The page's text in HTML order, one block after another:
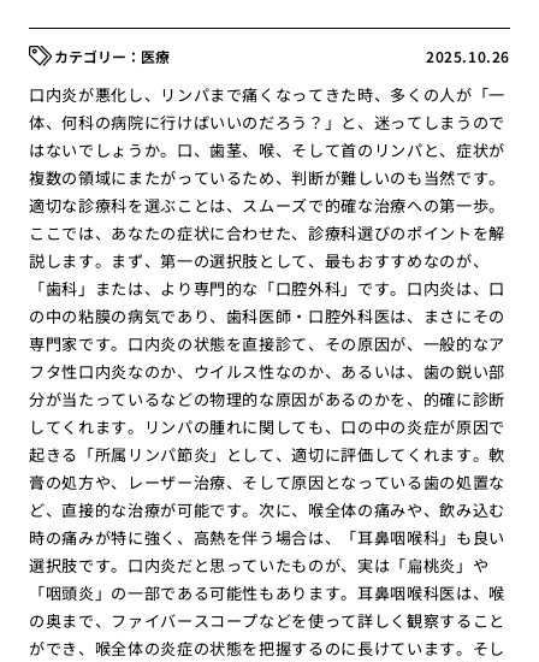
2025.10.26
医療
口内炎が悪化し、リンパまで痛くなってきた時、多くの人が「一
体、何科の病院に行けばいいのだろう？」と、迷ってしまうので
はないでしょうか。口、歯茎、喉、そして首のリンパと、症状が
複数の領域にまたがっているため、判断が難しいのも当然です。
適切な診療科を選ぶことは、スムーズで的確な治療への第一歩。
ここでは、あなたの症状に合わせた、診療科選びのポイントを解
説します。まず、第一の選択肢として、最もおすすめなのが、
「歯科」または、より専門的な「口腔外科」です。口内炎は、口
の中の粘膜の病気であり、歯科医師・口腔外科医は、まさにその
専門家です。口内炎の状態を直接診て、その原因が、一般的なア
フタ性口内炎なのか、ウイルス性なのか、あるいは、歯の鋭い部
分が当たっているなどの物理的な原因があるのかを、的確に診断
してくれます。リンパの腫れに関しても、口の中の炎症が原因で
起きる「所属リンパ節炎」として、適切に評価してくれます。軟
膏の処方や、レーザー治療、そして原因となっている歯の処置な
ど、直接的な治療が可能です。次に、喉全体の痛みや、飲み込む
時の痛みが特に強く、高熱を伴う場合は、「耳鼻咽喉科」も良い
選択肢です。口内炎だと思っていたものが、実は「扁桃炎」や
「咽頭炎」の一部である可能性もあります。耳鼻咽喉科医は、喉
の奥まで、ファイバースコープなどを使って詳しく観察すること
ができ、喉全体の炎症の状態を把握するのに長けています。そし